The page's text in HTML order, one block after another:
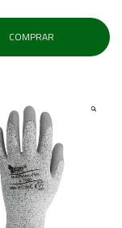
COMPRAR